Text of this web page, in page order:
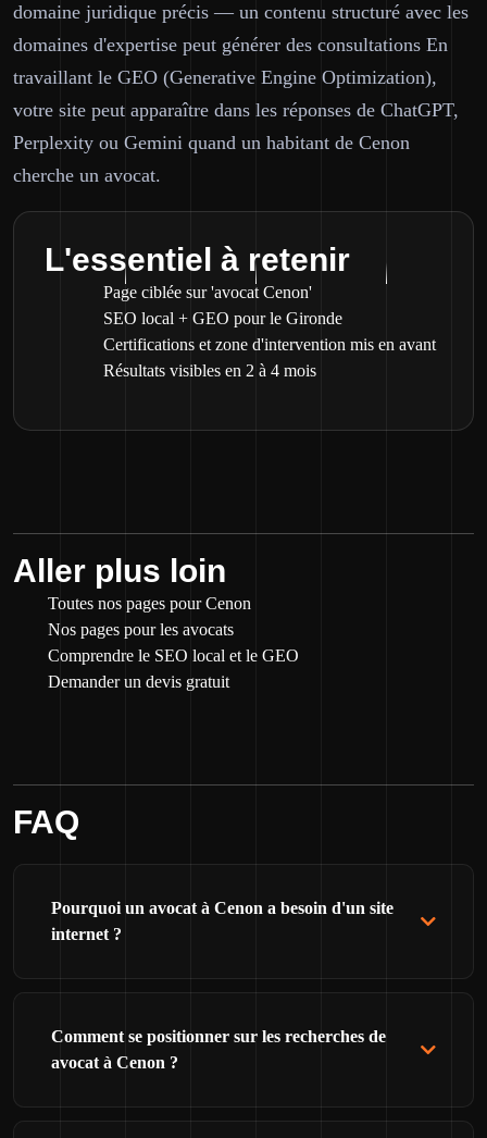
domaine juridique précis — un contenu structuré avec les
domaines d'expertise peut générer des consultations En
travaillant le GEO (Generative Engine Optimization),
votre site peut apparaître dans les réponses de ChatGPT,
Perplexity ou Gemini quand un habitant de Cenon
cherche un avocat.
L'essentiel à retenir
Page ciblée sur 'avocat Cenon'
SEO local + GEO pour le Gironde
Certifications et zone d'intervention mis en avant
Résultats visibles en 2 à 4 mois
Aller plus loin
Toutes nos pages pour Cenon
Nos pages pour les avocats
Comprendre le SEO local et le GEO
Demander un devis gratuit
FAQ
Pourquoi un avocat à Cenon a besoin d'un site
internet ?
Comment se positionner sur les recherches de
avocat à Cenon ?